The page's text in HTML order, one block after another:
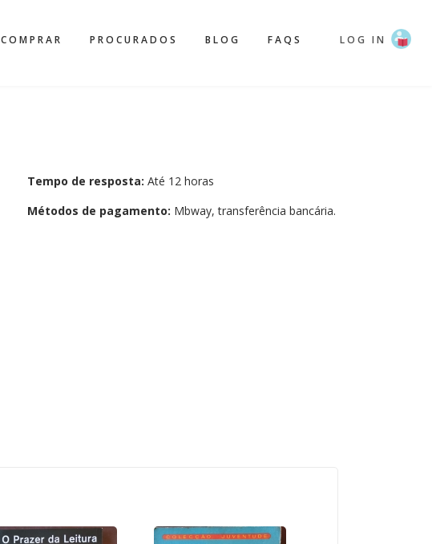
COMPRAR PROCURADOS BLOG FAQS LOG IN
Tempo de resposta: Até 12 horas
Métodos de pagamento: Mbway, transferência bancária.